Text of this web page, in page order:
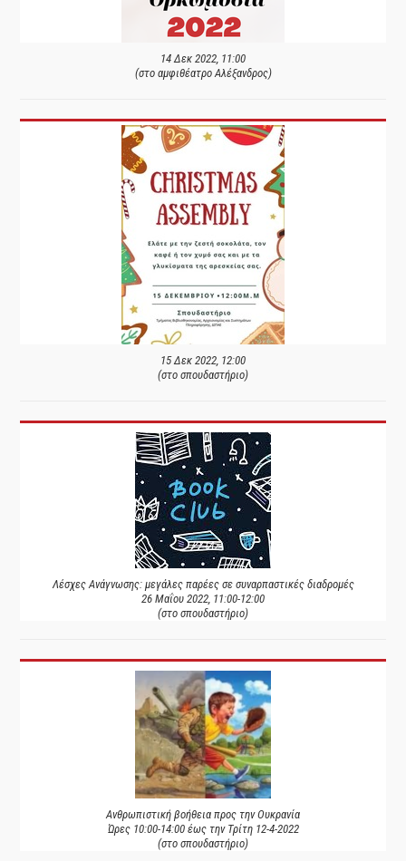
14 Δεκ 2022, 11:00
(στο αμφιθέατρο Αλέξανδρος)
15 Δεκ 2022, 12:00
(στο σπουδαστήριο)
Λέσχες Ανάγνωσης: μεγάλες παρέες σε συναρπαστικές διαδρομές
26 Μαΐου 2022, 11:00-12:00
(στο σπουδαστήριο)
Ανθρωπιστική βοήθεια προς την Ουκρανία
Ώρες 10:00-14:00 έως την Τρίτη 12-4-2022
(στο σπουδαστήριο)